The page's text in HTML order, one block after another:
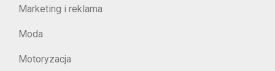
Marketing i reklama
Moda
Motoryzacja